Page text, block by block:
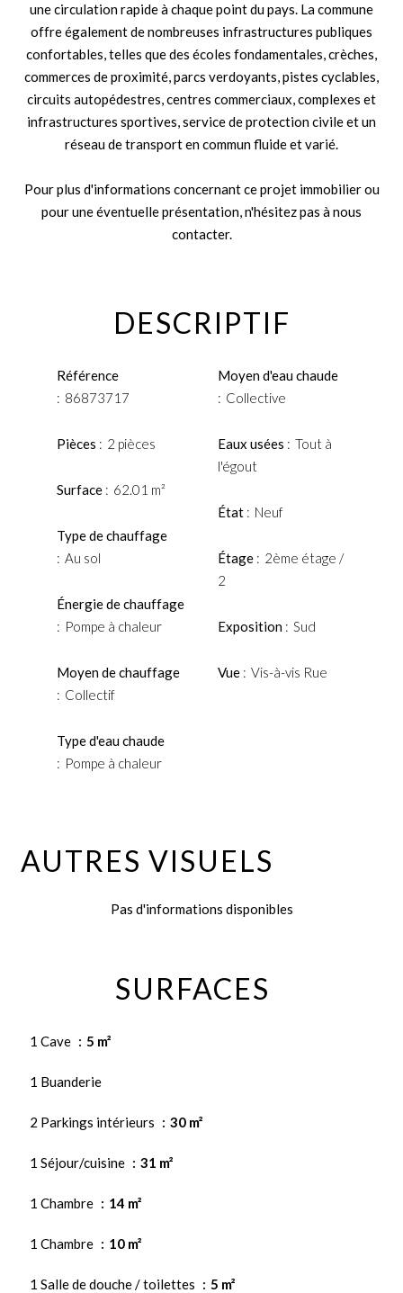
une circulation rapide à chaque point du pays. La commune
offre également de nombreuses infrastructures publiques
confortables, telles que des écoles fondamentales, crèches,
commerces de proximité, parcs verdoyants, pistes cyclables,
circuits autopédestres, centres commerciaux, complexes et
infrastructures sportives, service de protection civile et un
réseau de transport en commun fluide et varié.
Pour plus d'informations concernant ce projet immobilier ou
pour une éventuelle présentation, n'hésitez pas à nous
contacter.
DESCRIPTIF
Référence
86873717
Pièces 2 pièces
Surface 62.01 m²
Type de chauffage
Au sol
Énergie de chauffage
Pompe à chaleur
Moyen de chauffage
Collectif
Type d'eau chaude
Pompe à chaleur
Moyen d'eau chaude
Collective
Eaux usées
Tout à
l'égout
État Neuf
Étage
2ème étage /
2
Exposition Sud
Vue Vis-à-vis Rue
AUTRES VISUELS
Pas d'informations disponibles
SURFACES
1 Cave 5 m²
1 Buanderie
2 Parkings intérieurs 30 m²
1 Séjour/cuisine 31 m²
1 Chambre 14 m²
1 Chambre 10 m²
1 Salle de douche / toilettes 5 m²